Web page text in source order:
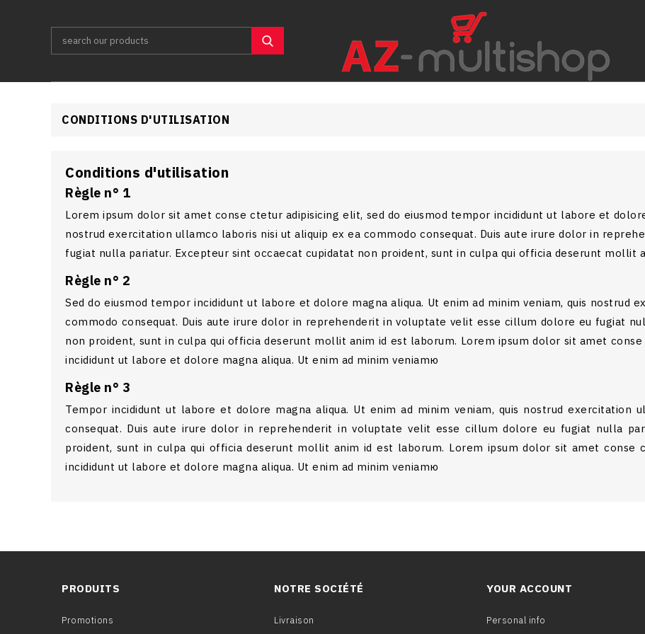
CONDITIONS D'UTILISATION
Conditions d'utilisation
Règle n° 1
Lorem ipsum dolor sit amet conse ctetur adipisicing elit, sed do eiusmod tempor incididunt ut labore et
nostrud exercitation ullamco laboris nisi ut aliquip ex ea commodo consequat. Duis aute irure dolor in
fugiat nulla pariatur. Excepteur sint occaecat cupidatat non proident, sunt in culpa qui officia deserunt mollit
Règle n° 2
Sed do eiusmod tempor incididunt ut labore et dolore magna aliqua. Ut enim ad minim veniam, quis nostrud
commodo consequat. Duis aute irure dolor in reprehenderit in voluptate velit esse cillum dolore eu fugiat
non proident, sunt in culpa qui officia deserunt mollit anim id est laborum. Lorem ipsum dolor sit amet
incididunt ut labore et dolore magna aliqua. Ut enim ad minim veniamю
Règle n° 3
Tempor incididunt ut labore et dolore magna aliqua. Ut enim ad minim veniam, quis nostrud exercitation
consequat. Duis aute irure dolor in reprehenderit in voluptate velit esse cillum dolore eu fugiat nulla
proident, sunt in culpa qui officia deserunt mollit anim id est laborum. Lorem ipsum dolor sit amet conse
incididunt ut labore et dolore magna aliqua. Ut enim ad minim veniamю
PRODUITS
Promotions
NOTRE SOCIÉTÉ
Livraison
YOUR ACCOUNT
Personal info
Add to wishlist
((modalTitle))
((confirmMessage))
Create wishlist
Wishlist name
Sign in
You need to be logged in to save products in your wishlist.